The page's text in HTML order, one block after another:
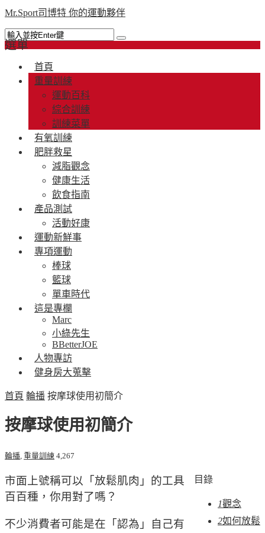
Mr.Sport司博特 你的運動夥伴
選單
首頁
重量訓練
運動百科
綜合訓練
訓練菜單
有氧訓練
肥胖救星
減脂觀念
健康生活
飲食指南
產品測試
活動好康
運動新鮮事
專項運動
棒球
籃球
單車時代
這是專欄
Marc
小綠先生
BBetterJOE
人物專訪
健身房大蒐擊
首頁 輪播 按摩球使用初簡介
按摩球使用初簡介
輪播 重量訓練 4,267
目錄
1觀念
2如何放鬆
市面上號稱可以「放鬆肌肉」的工具
百百種，你用對了嗎？
不少消費者可能是在「認為」自己有